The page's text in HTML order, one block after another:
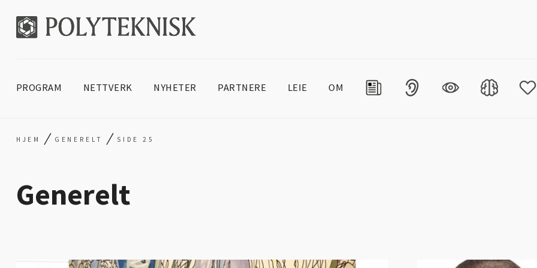
PROGRAM NETTVERK NYHETER PARTNERE LEIE OM
HJEM / GENERELT / SIDE 25
Generelt